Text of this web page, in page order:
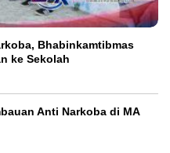
Bhabinkamtibmas
ke Sekolah
Anti Narkoba di MA